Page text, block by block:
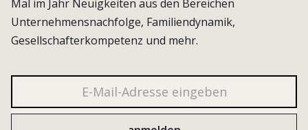
Mal im Jahr Neuigkeiten aus den Bereichen
Unternehmensnachfolge, Familiendynamik,
Gesellschafterkompetenz und mehr.